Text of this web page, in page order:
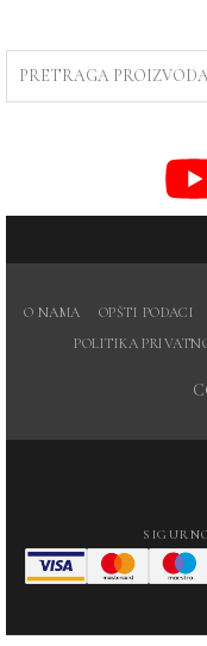
ZA:
O NAMA OPŠTI PODACI
POLITIKA